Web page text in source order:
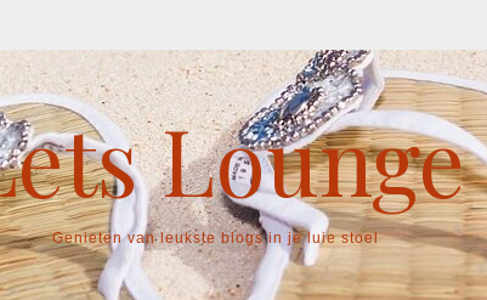
Lounge
Genieten van leukste blogs in je luie stoel